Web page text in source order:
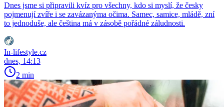
Dnes jsme si připravili kvíz pro všechny, kdo si myslí, že česky
pojmenují zvíře i se zavázanýma očima. Samec, samice, mládě, zní
to jednoduše, ale čeština má v zásobě pořádné záludnosti.
In-lifestyle.cz
dnes, 14:13
2 min